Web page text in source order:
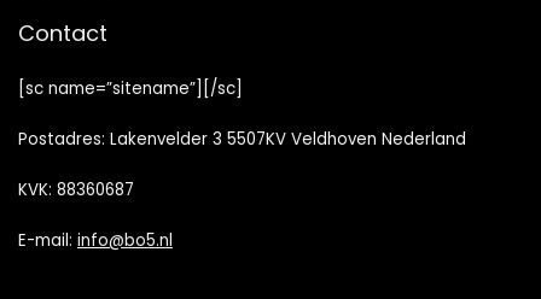
Contact
[sc name=”sitename”][/sc]
Postadres: Lakenvelder 3 5507KV Veldhoven Nederland
KVK: 88360687
E-mail: info@bo5.nl